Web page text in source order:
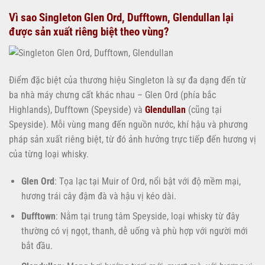
Vì sao Singleton Glen Ord, Dufftown, Glendullan lại
được sản xuất riêng biệt theo vùng?
Điểm đặc biệt của thương hiệu Singleton là sự đa dạng đến từ
ba nhà máy chưng cất khác nhau – Glen Ord (phía bắc
Highlands), Dufftown (Speyside) và Glendullan (cũng tại
Speyside). Mỗi vùng mang đến nguồn nước, khí hậu và phương
pháp sản xuất riêng biệt, từ đó ảnh hưởng trực tiếp đến hương vị
của từng loại whisky.
Glen Ord: Tọa lạc tại Muir of Ord, nổi bật với độ mềm mại,
hương trái cây đậm đà và hậu vị kéo dài.
Dufftown: Nằm tại trung tâm Speyside, loại whisky từ đây
thường có vị ngọt, thanh, dễ uống và phù hợp với người mới
bắt đầu.